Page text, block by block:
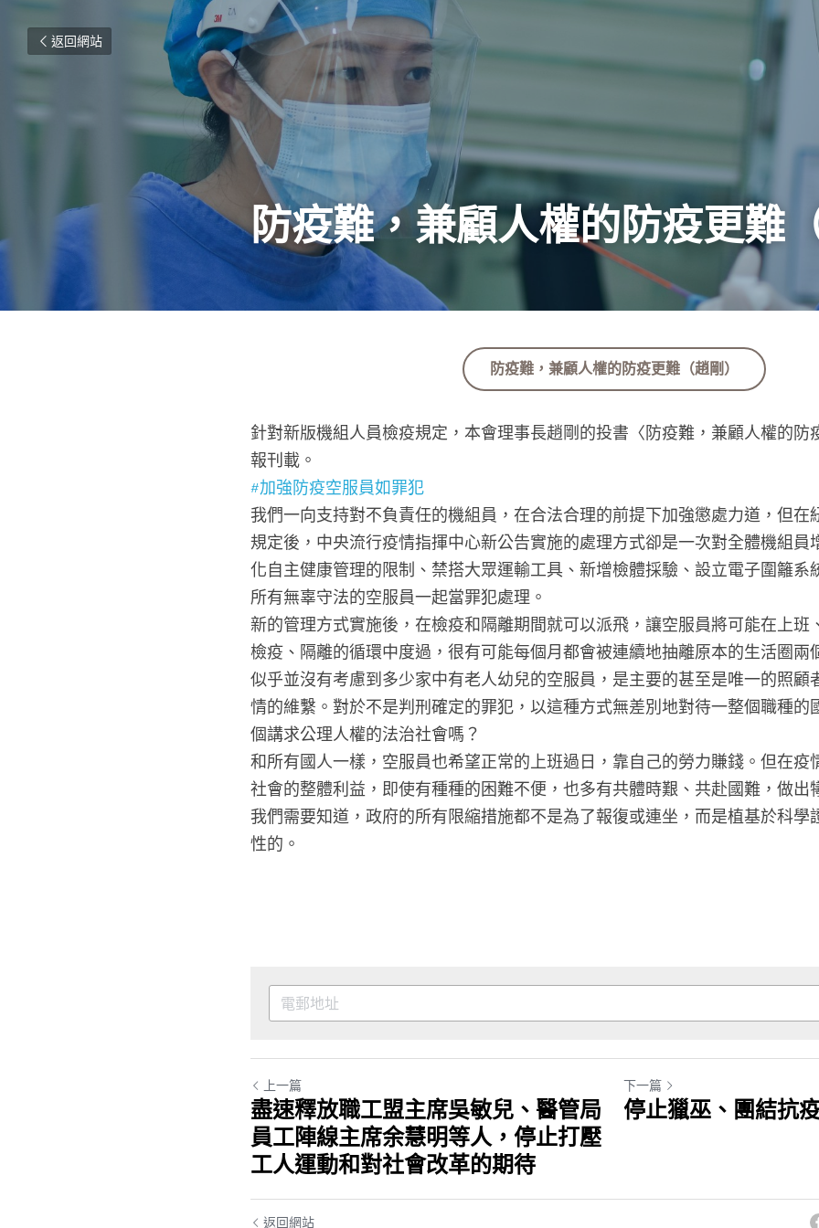
返回網站
防疫難，兼顧人權的防疫更難
防疫難，兼顧人權的防疫更難（趙剛）
針對新版機組人員檢疫規定，本會理事長趙剛的投書〈防疫難，兼顧人權的防
報刊載。
#加強防疫空服員如罪犯
我們一向支持對不負責任的機組員，在合法合理的前提下加強懲處力道，但在
規定後，中央流行疫情指揮中心新公告實施的處理方式卻是一次對全體機組員
化自主健康管理的限制、禁搭大眾運輸工具、新增檢體採驗、設立電子圍籬系
所有無辜守法的空服員一起當罪犯處理。
新的管理方式實施後，在檢疫和隔離期間就可以派飛，讓空服員將可能在上班
檢疫、隔離的循環中度過，很有可能每個月都會被連續地抽離原本的生活圈兩
似乎並沒有考慮到多少家中有老人幼兒的空服員，是主要的甚至是唯一的照顧
情的維繫。對於不是判刑確定的罪犯，以這種方式無差別地對待一整個職種的
個講求公理人權的法治社會嗎？
和所有國人一樣，空服員也希望正常的上班過日，靠自己的勞力賺錢。但在疫
社會的整體利益，即使有種種的困難不便，也多有共體時艱、共赴國難，做出
我們需要知道，政府的所有限縮措施都不是為了報復或連坐，而是植基於科學
性的。
上一篇
盡速釋放職工盟主席吳敏兒、醫管局
員工陣線主席余慧明等人，停止打壓
工人運動和對社會改革的期待
下一篇
停止獵巫、團結抗
返回網站